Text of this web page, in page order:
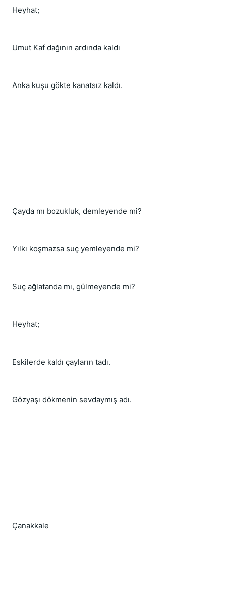
Heyhat;
Umut Kaf dağının ardında kaldı
Anka kuşu gökte kanatsız kaldı.
Çayda mı bozukluk, demleyende mi?
Yılkı koşmazsa suç yemleyende mi?
Suç ağlatanda mı, gülmeyende mi?
Heyhat;
Eskilerde kaldı çayların tadı.
Gözyaşı dökmenin sevdaymış adı.
Çanakkale